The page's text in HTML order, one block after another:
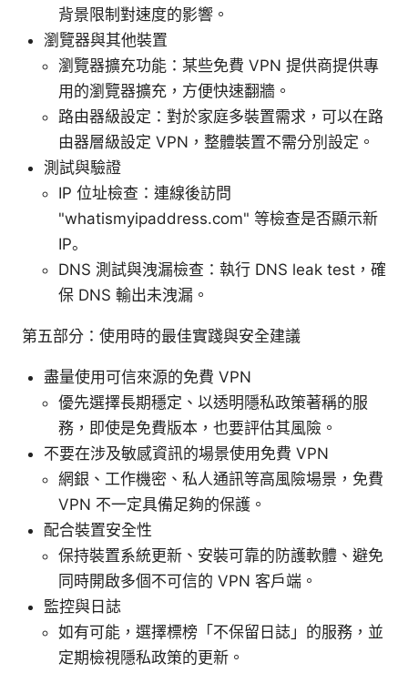
背景限制對速度的影響。
瀏覽器與其他裝置
瀏覽器擴充功能：某些免費 VPN 提供商提供專
用的瀏覽器擴充，方便快速翻牆。
路由器級設定：對於家庭多裝置需求，可以在路
由器層級設定 VPN，整體裝置不需分別設定。
測試與驗證
IP 位址檢查：連線後訪問
"whatismyipaddress.com" 等檢查是否顯示新
IP。
DNS 測試與洩漏檢查：執行 DNS leak test，確
保 DNS 輸出未洩漏。
第五部分：使用時的最佳實踐與安全建議
盡量使用可信來源的免費 VPN
優先選擇長期穩定、以透明隱私政策著稱的服
務，即使是免費版本，也要評估其風險。
不要在涉及敏感資訊的場景使用免費 VPN
網銀、工作機密、私人通訊等高風險場景，免費
VPN 不一定具備足夠的保護。
配合裝置安全性
保持裝置系統更新、安裝可靠的防護軟體、避免
同時開啟多個不可信的 VPN 客戶端。
監控與日誌
如有可能，選擇標榜「不保留日誌」的服務，並
定期檢視隱私政策的更新。